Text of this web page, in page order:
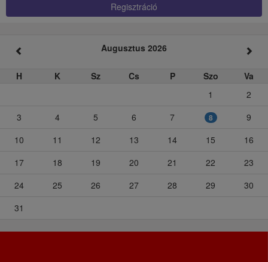
Regisztráció
Augusztus 2026
H K Sz Cs P Szo
Va
1
2
3
4 5 6 7 8
9
10
11 12 13 14 15
16
17
18 19 20 21 22
23
24
25 26 27 28 29
30
31